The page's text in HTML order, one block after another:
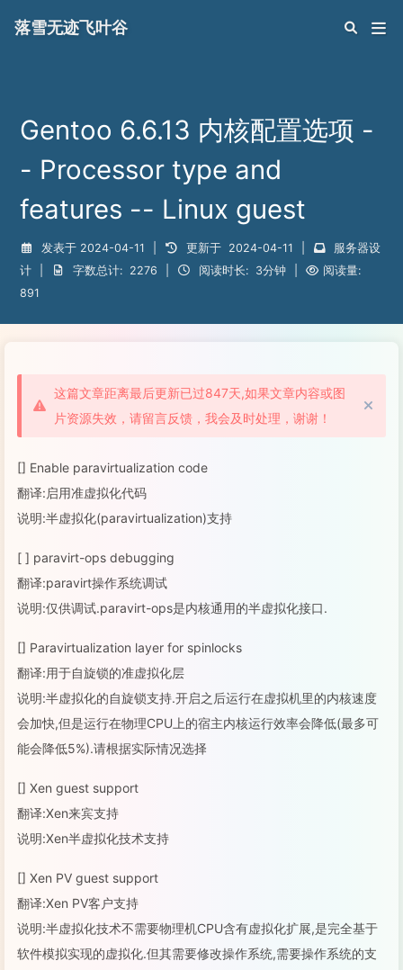
Gentoo 6.6.13 内核配置选项 -
- Processor type and
features -- Linux guest
发表于 2024-04-11 更新于 2024-04-11
服务器设
计
字数总计: 2276 阅读时长: 3分钟
阅读量:
891
落雪无迹飞叶谷
这篇文章距离最后更新已过847天,如果文章内容或图
片资源失效，请留言反馈，我会及时处理，谢谢！
[] Enable paravirtualization code
翻译:启用准虚拟化代码
说明:半虚拟化(paravirtualization)支持
[ ] paravirt-ops debugging
翻译:paravirt操作系统调试
说明:仅供调试.paravirt-ops是内核通用的半虚拟化接口.
[] Paravirtualization layer for spinlocks
翻译:用于自旋锁的准虚拟化层
说明:半虚拟化的自旋锁支持.开启之后运行在虚拟机里的内核速度
会加快,但是运行在物理CPU上的宿主内核运行效率会降低(最多可
能会降低5%).请根据实际情况选择
[] Xen guest support
翻译:Xen来宾支持
说明:Xen半虚拟化技术支持
[] Xen PV guest support
翻译:Xen PV客户支持
说明:半虚拟化技术不需要物理机CPU含有虚拟化扩展,是完全基于
软件模拟实现的虚拟化.但其需要修改操作系统,需要操作系统的支